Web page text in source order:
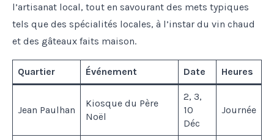
l’artisanat local, tout en savourant des mets typiques
tels que des spécialités locales, à l’instar du vin chaud
et des gâteaux faits maison.
Quartier Événement Date Heures
Jean Paulhan
Kiosque du Père
Noël
2, 3,
10
Déc
Journée